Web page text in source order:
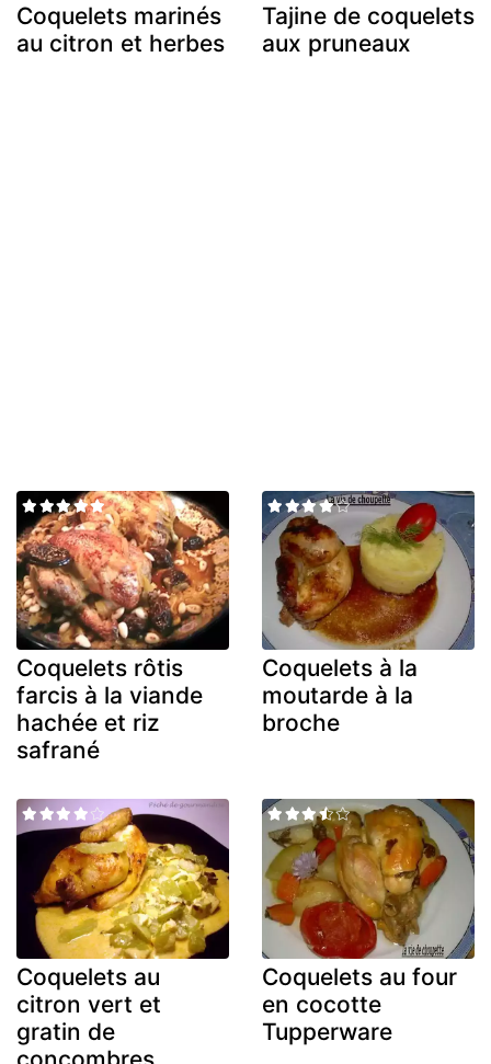
Coquelets marinés
au citron et herbes
Tajine de coquelets
aux pruneaux
Coquelets rôtis
farcis à la viande
hachée et riz
safrané
Coquelets à la
moutarde à la
broche
Coquelets au
citron vert et
gratin de
Coquelets au four
en cocotte
Tupperware